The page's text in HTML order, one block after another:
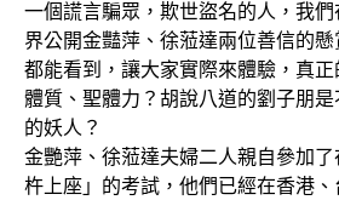
一個謊言騙眾，欺世盜名的人，我
界公開金豔萍、徐蒞達兩位善信的
都能看到，讓大家實際來體驗，真
體質、聖體力？胡說八道的劉子朋
的妖人？
金艷萍、徐蒞達夫婦二人親自參加
杵上座」的考試，他們已經在香港